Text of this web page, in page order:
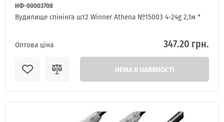
НФ-00003708
Вудилище спінінга шт2 Winner Athena №15003 4-24g 2,1м *
Оптова ціна 347.20 грн.
НЕМА В НАЯВНОСТІ